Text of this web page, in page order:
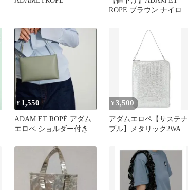
ROPE ブラウン ナイロン
¥ 1,550
ADAM ET ROPÉ アダム
エロペ ショルダー付きポ
¥3,500
アダムエロペ【サステナ
ブル】メタリック2WAY